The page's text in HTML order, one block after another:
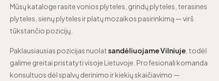
Mūsų kataloge rasite vonios plyteles, grindų plyteles, terasines
plyteles, sienų plyteles ir platų mozaikos pasirinkimą — virš
tūkstančio pozicijų.
Paklausiausias pozicijas nuolatsandėliuojame Vilniuje , todėl
galime greitai pristatyti visoje Lietuvoje. Profesionali komanda
konsultuos dėl spalvų derinimo ir kiekių skaičiavimo —